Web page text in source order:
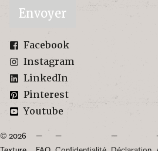
Envoyer
Facebook
Instagram
LinkedIn
Pinterest
Youtube
© 2026